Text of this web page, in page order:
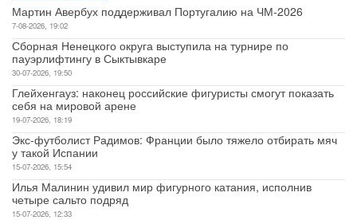
Мартин Авербух поддерживал Португалию на ЧМ-2026
7-08-2026, 19:02
Сборная Ненецкого округа выступила на турнире по
пауэрлифтингу в Сыктывкаре
30-07-2026, 19:50
Глейхенгауз: наконец российские фигуристы смогут показать
себя на мировой арене
19-07-2026, 18:19
Экс-футболист Радимов: Франции было тяжело отбирать мяч
у такой Испании
15-07-2026, 15:54
Илья Малинин удивил мир фигурного катания, исполнив
четыре сальто подряд
15-07-2026, 12:33